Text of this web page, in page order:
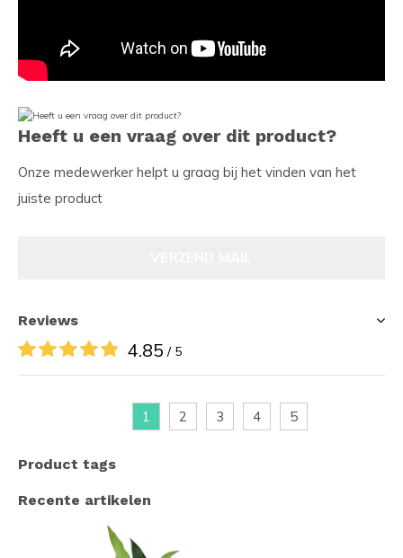
Heeft u een vraag over dit product?
Onze medewerker helpt u graag bij het vinden van het
juiste product
Reviews
4.85 / 5
1 2 3 4 5
Product tags
Recente artikelen